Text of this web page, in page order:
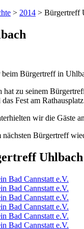
> 2014 > Bürgertreff
Bürgertreff in
zu seinem
Fest am
wir die Gäste
Bürgertreff
Uhlbach